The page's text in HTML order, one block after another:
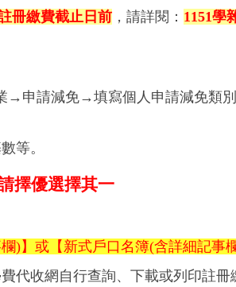
冊繳費截止日前 ，請詳閱： 1151學
→申請減免→填寫個人申請減
等。
擇優選擇其一
)】或【新式戶口名簿(含詳細記事欄
代收網自行查詢、下載或列印註冊